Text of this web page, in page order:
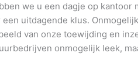
we u een dagje op
een uitdagende klus.
van onze toewijding en
onmogelijk leek,